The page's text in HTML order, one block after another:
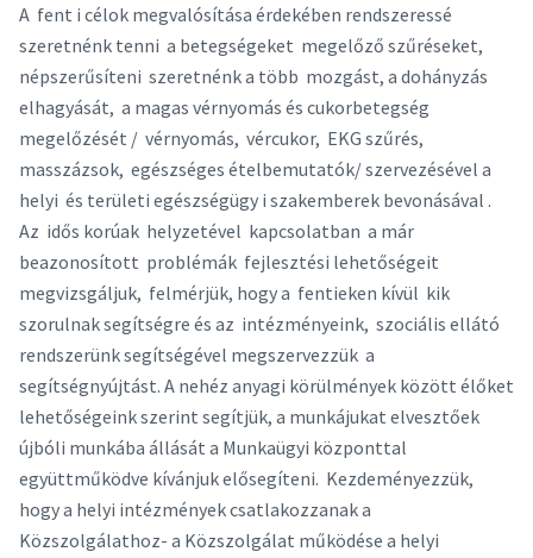
A fent i célok megvalósítása érdekében rendszeressé
szeretnénk tenni a betegségeket megelőző szűréseket,
népszerűsíteni szeretnénk a több mozgást, a dohányzás
elhagyását, a magas vérnyomás és cukorbetegség
megelőzését / vérnyomás, vércukor, EKG szűrés,
masszázsok, egészséges ételbemutatók/ szervezésével a
helyi és területi egészségügy i szakemberek bevonásával .
Az idős korúak helyzetével kapcsolatban a már
beazonosított problémák fejlesztési lehetőségeit
megvizsgáljuk, felmérjük, hogy a fentieken kívül kik
szorulnak segítségre és az intézményeink, szociális ellátó
rendszerünk segítségével megszervezzük a
segítségnyújtást. A nehéz anyagi körülmények között élőket
lehetőségeink szerint segítjük, a munkájukat elvesztőek
újbóli munkába állását a Munkaügyi központtal
együttműködve kívánjuk elősegíteni. Kezdeményezzük,
hogy a helyi intézmények csatlakozzanak a
Közszolgálathoz- a Közszolgálat működése a helyi